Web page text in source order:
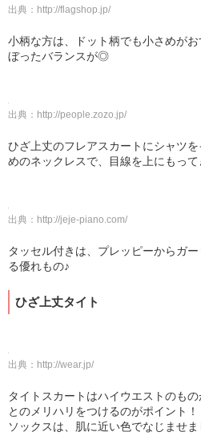
出典： http://flagshop.jp/
小柄な方は、ドット柄でも小さめが
ぼったバランスが◎
出典： http://people.zozo.jp/
ひざ上丈のフレアスカートにシャツ
めのネックレスで、目線を上にもって
出典： http://jeje-piano.com/
タッセル付きは、プレッピーからガ
る優れもの♪
ひざ上丈タイト
出典： http://wear.jp/
タイトスカートはハイウエストのも
とのメリハリをつけるのがポイント
ソックスは、肌に近い色でなじませま